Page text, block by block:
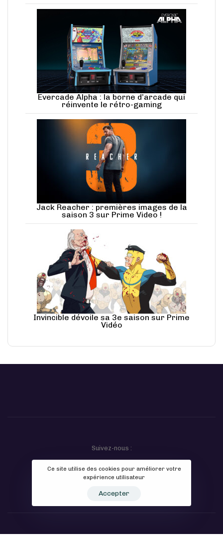
Evercade Alpha : la borne d’arcade qui
réinvente le rétro-gaming
Jack Reacher : premières images de la
saison 3 sur Prime Video !
Invincible dévoile sa 3e saison sur Prime
Vidéo
Suivez-nous :
Contact Politique de confidentialité
Ce site utilise des cookies pour améliorer votre
expérience utilisateur
Accepter